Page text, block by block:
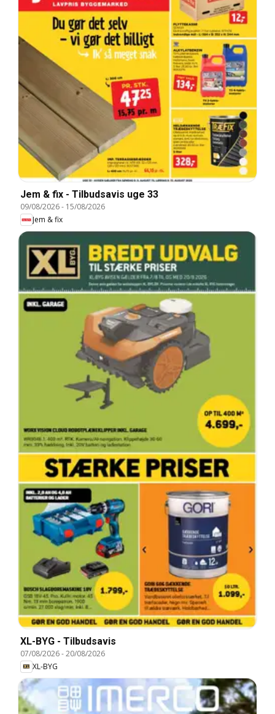
Jem & fix - Tilbudsavis uge 33
09/08/2026- 15/08/2026
Jem & fix
XL-BYG - Tilbudsavis
07/08/2026-20/08/2026
XL-BYG